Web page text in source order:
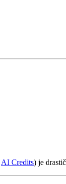
AI Credits) je